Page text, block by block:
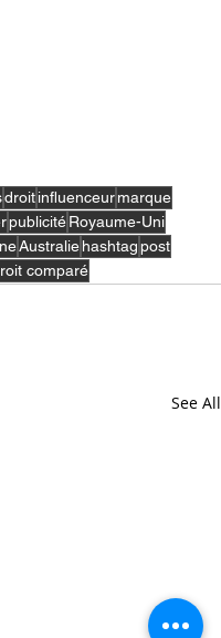
droitinfluenceurmarque
publicitéRoyaume-Uni
Australiehashtagpost
comparé
See All